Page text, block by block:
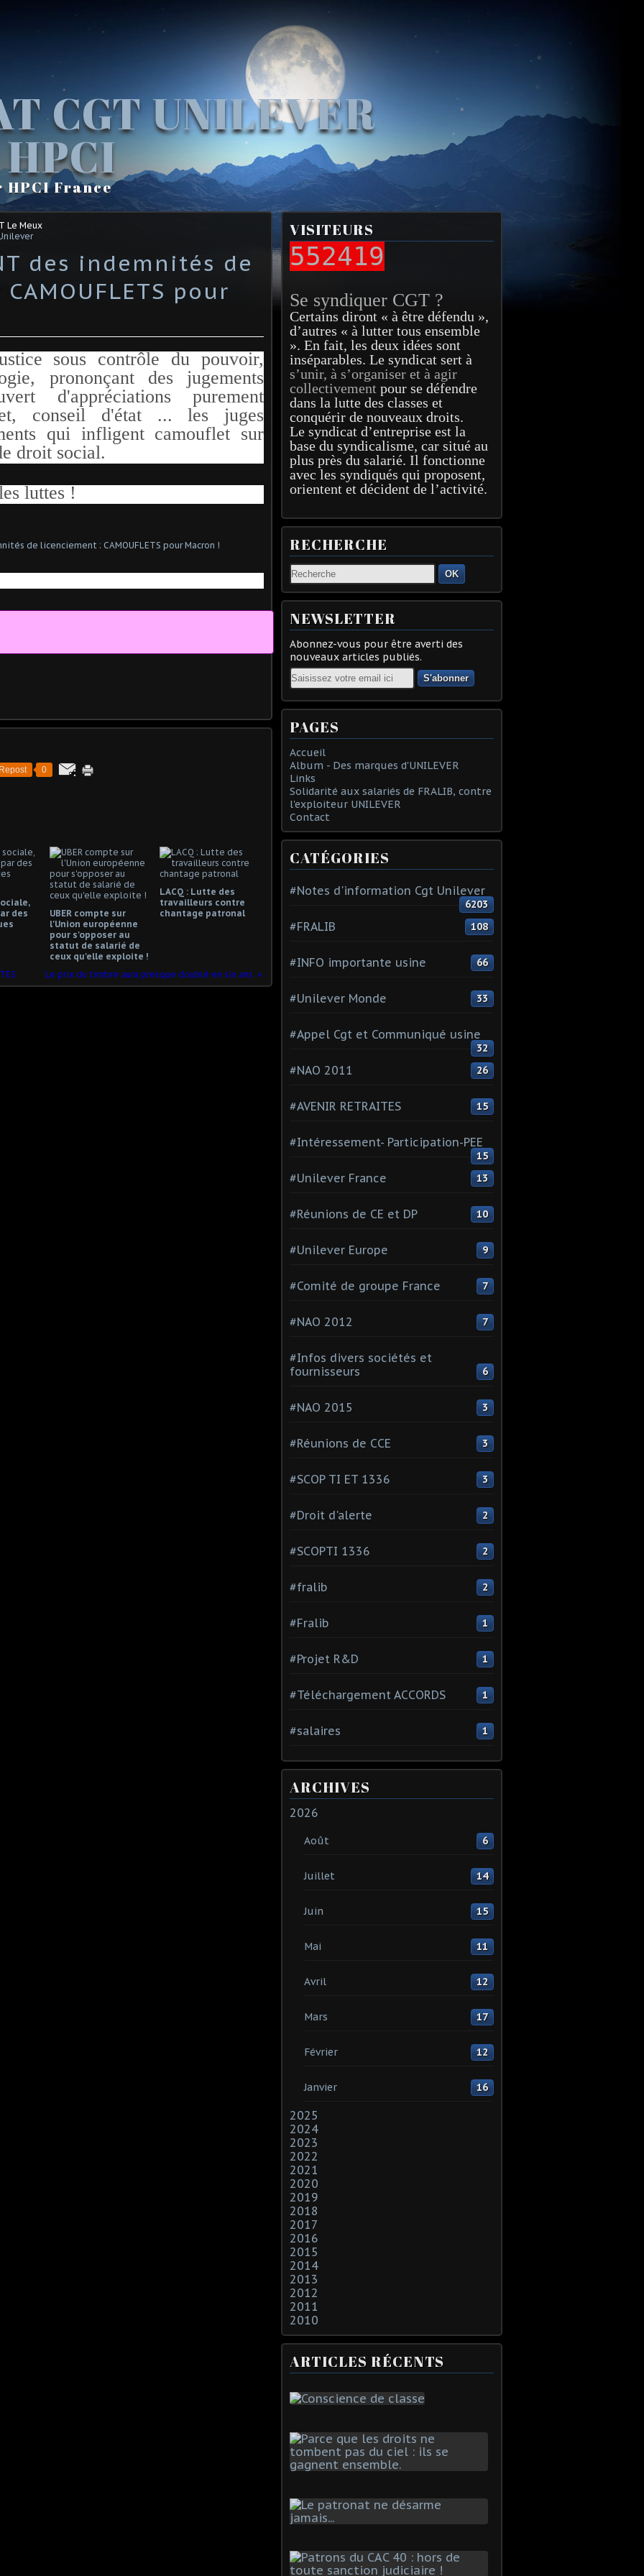
CGT UNILEVER
HPCI France
Le Meux
des indemnités de
pour
sous contrôle du pouvoir,
prononçant des jugements
d'appréciations purement
conseil d'état ... les juges
qui infligent camouflet sur
droit social.
luttes !
Repost 0
des
UBER compte sur
l'Union européenne
pour s'opposer au
statut de salarié de
ceux qu'elle exploite !
LACQ : Lutte des
travailleurs contre
chantage patronal
Le prix du timbre aura presque doublé en six ans
VISITEURS
552419
Se syndiquer CGT ?
Certains diront « à être défendu »,
d’autres « à lutter tous ensemble
». En fait, les deux idées sont
inséparables. Le syndicat sert à
s’unir, à s’organiser et à agir
collectivement pour se défendre
dans la lutte des classes et
conquérir de nouveaux droits.
Le syndicat d’entreprise est la
base du syndicalisme, car situé au
plus près du salarié. Il fonctionne
avec les syndiqués qui proposent,
orientent et décident de l’activité.
RECHERCHE
OK
NEWSLETTER
Abonnez-vous pour être averti des
nouveaux articles publiés.
Email
PAGES
Accueil
Album - Des marques d'UNILEVER
Links
Solidarité aux salariés de FRALIB, contre
l'exploiteur UNILEVER
Contact
CATÉGORIES
#Notes d'information Cgt Unilever
6203
#FRALIB 108
#INFO importante usine 66
#Unilever Monde 33
#Appel Cgt et Communiqué usine
32
#NAO 2011 26
#AVENIR RETRAITES 15
#Intéressement- Participation-PEE
15
#Unilever France 13
#Réunions de CE et DP 10
#Unilever Europe 9
#Comité de groupe France 7
#NAO 2012 7
#Infos divers sociétés et
fournisseurs
6
#NAO 2015 3
#Réunions de CCE 3
#SCOP TI ET 1336 3
#Droit d'alerte 2
#SCOPTI 1336 2
#fralib 2
#Fralib 1
#Projet R&D 1
#Téléchargement ACCORDS 1
#salaires 1
ARCHIVES
2026
Août 6
Juillet 14
Juin 15
Mai 11
Avril 12
Mars 17
Février 12
Janvier 16
2025
2024
2023
2022
2021
2020
2019
2018
2017
2016
2015
2014
2013
2012
2011
2010
ARTICLES RÉCENTS